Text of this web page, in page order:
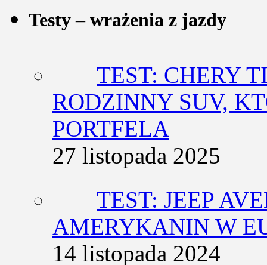
Testy – wrażenia z jazdy
TEST: CHERY
RODZINNY SUV,
PORTFELA
27 listopada 2025
TEST: JEEP
AMERYKANIN W
14 listopada 2024